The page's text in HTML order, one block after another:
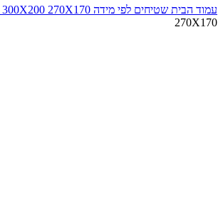
עמוד הבית שטיחים לפי מידה 300X200 270X170
270X170